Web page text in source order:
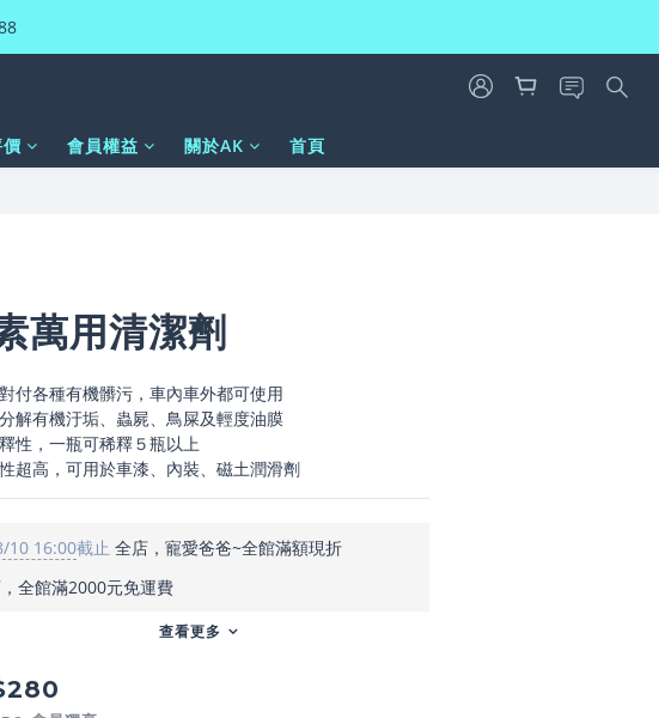
會員權益 關於AK 首頁
萬用清潔劑
付各種有機髒污，車內車外都可使用
解有機汙垢、蟲屍、鳥屎及輕度油膜
性，一瓶可稀釋５瓶以上
超高，可用於車漆、內裝、磁土潤滑劑
10 16:00截止 全店，寵愛爸爸~全館滿額現折
全館滿2000元免運費
查看更多